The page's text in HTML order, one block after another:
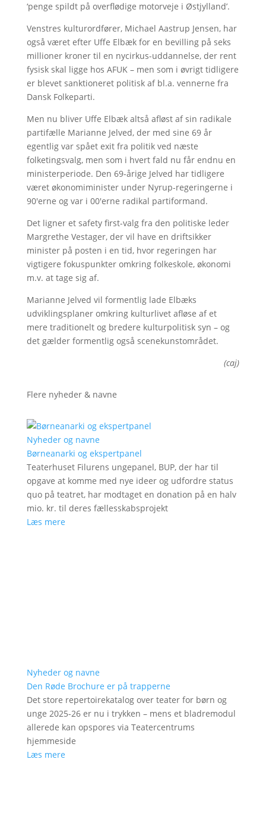
‘penge spildt på overflødige motorveje i Østjylland’.
Venstres kulturordfører, Michael Aastrup Jensen, har
også været efter Uffe Elbæk for en bevilling på seks
millioner kroner til en nycirkus-uddannelse, der rent
fysisk skal ligge hos AFUK – men som i øvrigt tidligere
er blevet sanktioneret politisk af bl.a. vennerne fra
Dansk Folkeparti.
Men nu bliver Uffe Elbæk altså afløst af sin radikale
partifælle Marianne Jelved, der med sine 69 år
egentlig var spået exit fra politik ved næste
folketingsvalg, men som i hvert fald nu får endnu en
ministerperiode. Den 69-årige Jelved har tidligere
været økonomiminister under Nyrup-regeringerne i
90'erne og var i 00'erne radikal partiformand.
Det ligner et safety first-valg fra den politiske leder
Margrethe Vestager, der vil have en driftsikker
minister på posten i en tid, hvor regeringen har
vigtigere fokuspunkter omkring folkeskole, økonomi
m.v. at tage sig af.
Marianne Jelved vil formentlig lade Elbæks
udviklingsplaner omkring kulturlivet afløse af et
mere traditionelt og bredere kulturpolitisk syn – og
det gælder formentlig også scenekunstområdet.
(caj)
Flere nyheder & navne
Nyheder og navne
Børneanarki og ekspertpanel
Teaterhuset Filurens ungepanel, BUP, der har til
opgave at komme med nye ideer og udfordre status
quo på teatret, har modtaget en donation på en halv
mio. kr. til deres fællesskabsprojekt
Læs mere
Nyheder og navne
Den Røde Brochure er på trapperne
Det store repertoirekatalog over teater for børn og
unge 2025-26 er nu i trykken – mens et bladremodul
allerede kan opspores via Teatercentrums
hjemmeside
Læs mere